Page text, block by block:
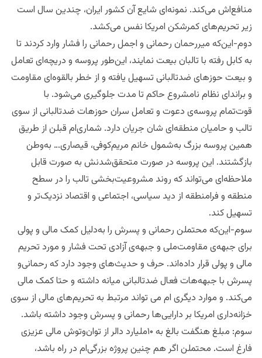
منافع‌اش می‌کند. نمونه‌‌ای شایع آن کشور ایران، چندین سال‌ است
زیر تحریم‌های کمرشکن امریکا نفس می‌کشد.
دوم‌-این‌که میررحمان رحمانی و اجمل رحمانی را فشار وارد کردند تا
به کابل رفته با تالبان بیعت نمایند، این‌طور پروسه‌ و دریچه‌ای تعامل
و بیعت حوزهای ضدتالبانی تسهیل یافته و از خطر بالقوه‌ای مقاومت
و براندای نظام نامشروع حاکم تا مدت جلوگیری ‌می‌شود. با
قوت‌تمام پروسه‌ی دعوت و تعامل سران حوزهات ضدتالبانی از سوی
تالب و حامیان منطقه‌ای‌ شان جریان دارد. شماری‌ام قبلن از طریق
همین پروسه بزرگ به‌شمول خانم مریم‌کوفی، قیصاری… به‌وطن
بازگشتند. این پروسه در صورت متحقق‌شدنش به صورت قابل
ملاحظه‌‌ای می‌تواند که روند مشروعیت‌بخشی تالب را در سطح
منطقه و فرامنطقه از دید سیاسی، اجتماعی و اقتصاد نزدیک‌تر و
تسهیل‌ کند.
سوم-این‌که محتملن رحمانی و پسرش را به‌دلیل کمک مالی و پولی
برای جبهه‌ی مقاومت‌ملی و جبهه‌ی آزادی تحت فشار و مورد تحریم
مالی و پولی قرار داده‌اند. حرف و حدیث‌های وجود دارد که رحمانی‌و
پسرش با جبهه‌هات فعال ضدتالبانی میانه داشته و حتا کمک مالی
می‌کند. و موارد دیگری ام می تواند مرتبط به تحریم‌های مالی از سوی
خزانه‌داری امریکا بر دارایی‌ها رحمانی و پسرش وجود داشته باشد.
سوم: مبلغ هنگفت بالغ به ۱۰ملیارد دالر از توان‌وتوش مالی عزیزی
فارغ است. محتملن اگر هم چنین پروژه‌ بزرگی‌‌ام در راه باشد،